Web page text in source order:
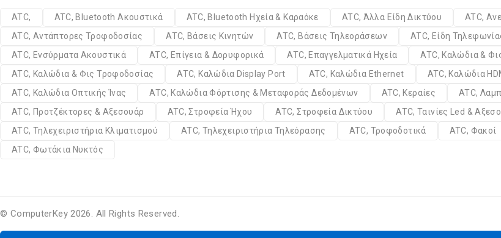
ATC, ATC, Bluetooth Ακουστικά ATC, Bluetooth Ηχεία & Καραόκε ATC, Άλλα Είδη Δικτύου ATC,
ATC, Αντάπτορες Τροφοδοσίας
ATC, Βάσεις Κινητών ATC, Βάσεις Τηλεοράσεων ATC, Είδη
ATC, Ενσύρματα Ακουστικά
ATC, Επίγεια & Δορυφορικά ATC, Επαγγελματικά Ηχεία ATC, Καλώδια &
ATC, Καλώδια & Φις Τροφοδοσίας
ATC, Καλώδια Display Port ATC, Καλώδια Ethernet ATC, Καλώδια
ATC, Καλώδια Οπτικής Ίνας
ATC, Καλώδια Φόρτισης & Μεταφοράς Δεδομένων ATC, Κεραίες ATC,
ATC, Προτζέκτορες & Αξεσουάρ
ATC, Στροφεία Ήχου ATC, Στροφεία Δικτύου ATC, Ταινίες Led &
ATC, Τηλεχειριστήρια Κλιματισμού
ATC, Τηλεχειριστήρια Τηλεόρασης ATC, Τροφοδοτικά ATC, Φακοί
ATC, Φωτάκια Νυκτός
© ComputerKey 2026. All Rights Reserved.